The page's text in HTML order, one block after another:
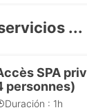
...
SPA
personnes)
Duración : 1h